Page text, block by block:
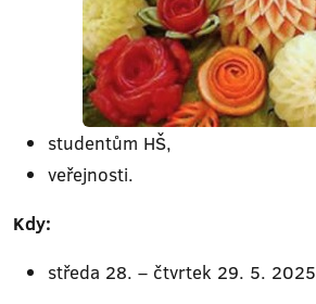
studentům HŠ,
veřejnosti.
Kdy:
středa 28. – čtvrtek 29. 5. 2025